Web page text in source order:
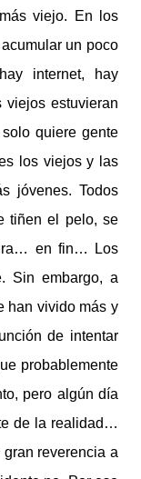
viejo. En los
un poco
internet, hay
viejos estuvieran
quiere gente
los viejos y las
jóvenes. Todos
tiñen el pelo, se
en fin… Los
Sin embargo, a
han vivido más y
de intentar
probablemente
pero algún día
de la realidad…
reverencia a